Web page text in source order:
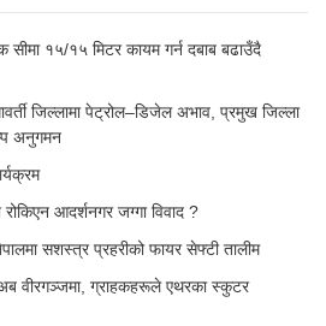
१५/१५ मिटर कायम गर्न दबाब बढाउँदै
जिल्लामा पेट्रोल–डिजेल अभाव, प्रमुख जिल्ला
अनुगमन
आदर्शनगर जग्गा विवाद ?
सशस्त्र प्रहरीको फायर सेफ्टी तालीम
वीरगञ्जमा, ग्राहकहरूले एथरका स्कुटर